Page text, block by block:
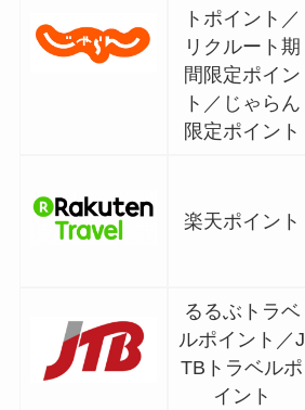
トポイント／
リクルート期
間限定ポイン
ト／じゃらん
限定ポイント
楽天ポイント
るるぶトラベ
ルポイント／J
TBトラベルポ
イント